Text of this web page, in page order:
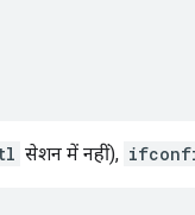
सेशन में नहीं),